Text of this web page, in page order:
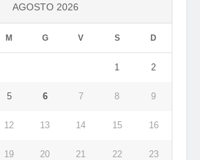
AGOSTO 2026
M G V S D
1 2
5 6 7 8 9
12 13 14 15 16
19 20 21 22 23